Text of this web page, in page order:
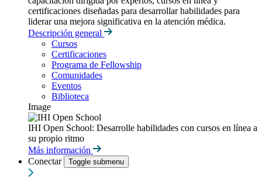
certificaciones diseñadas para desarrollar habilidades para
liderar una mejora significativa en la atención médica.
Descripción general
Cursos
Certificaciones
Programa de Fellowship
Comunidades
Eventos
Biblioteca
Image
IHI Open School: Desarrolle habilidades con cursos en línea a
su propio ritmo
Más información
Conectar
Toggle submenu